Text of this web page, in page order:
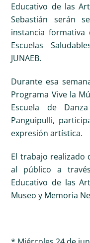
Educativo de las
Sebastián serán
instancia
Escuelas
JUNAEB.
Durante esa
Programa Vive la
Escuela de
Panguipulli,
expresión artística.
El trabajo realizado
al público a
Educativo de las
Museo y Memoria